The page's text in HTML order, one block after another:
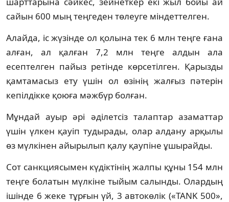
сайын 600 мың теңгеден төлеуге міндеттелген.
Алайда, іс жүзінде ол қолына тек 6 млн теңге ғана
алған, ал қалған 7,2 млн теңге алдын ала
есептелген пайыз ретінде көрсетілген. Қарызды
қамтамасыз ету үшін ол өзінің жалғыз пәтерін
кепілдікке қоюға мәжбүр болған.
Мұндай ауыр әрі әділетсіз талаптар азаматтар
үшін үлкен қауіп тудырады, олар алдану арқылы
өз мүлкінен айырылып қалу қаупіне ұшырайды.
Сот санкциясымен күдіктінің жалпы құны 154 млн
теңге болатын мүлкіне тыйым салынды. Олардың
ішінде 6 жеке тұрғын үй, 3 автокөлік («TANK 500»,